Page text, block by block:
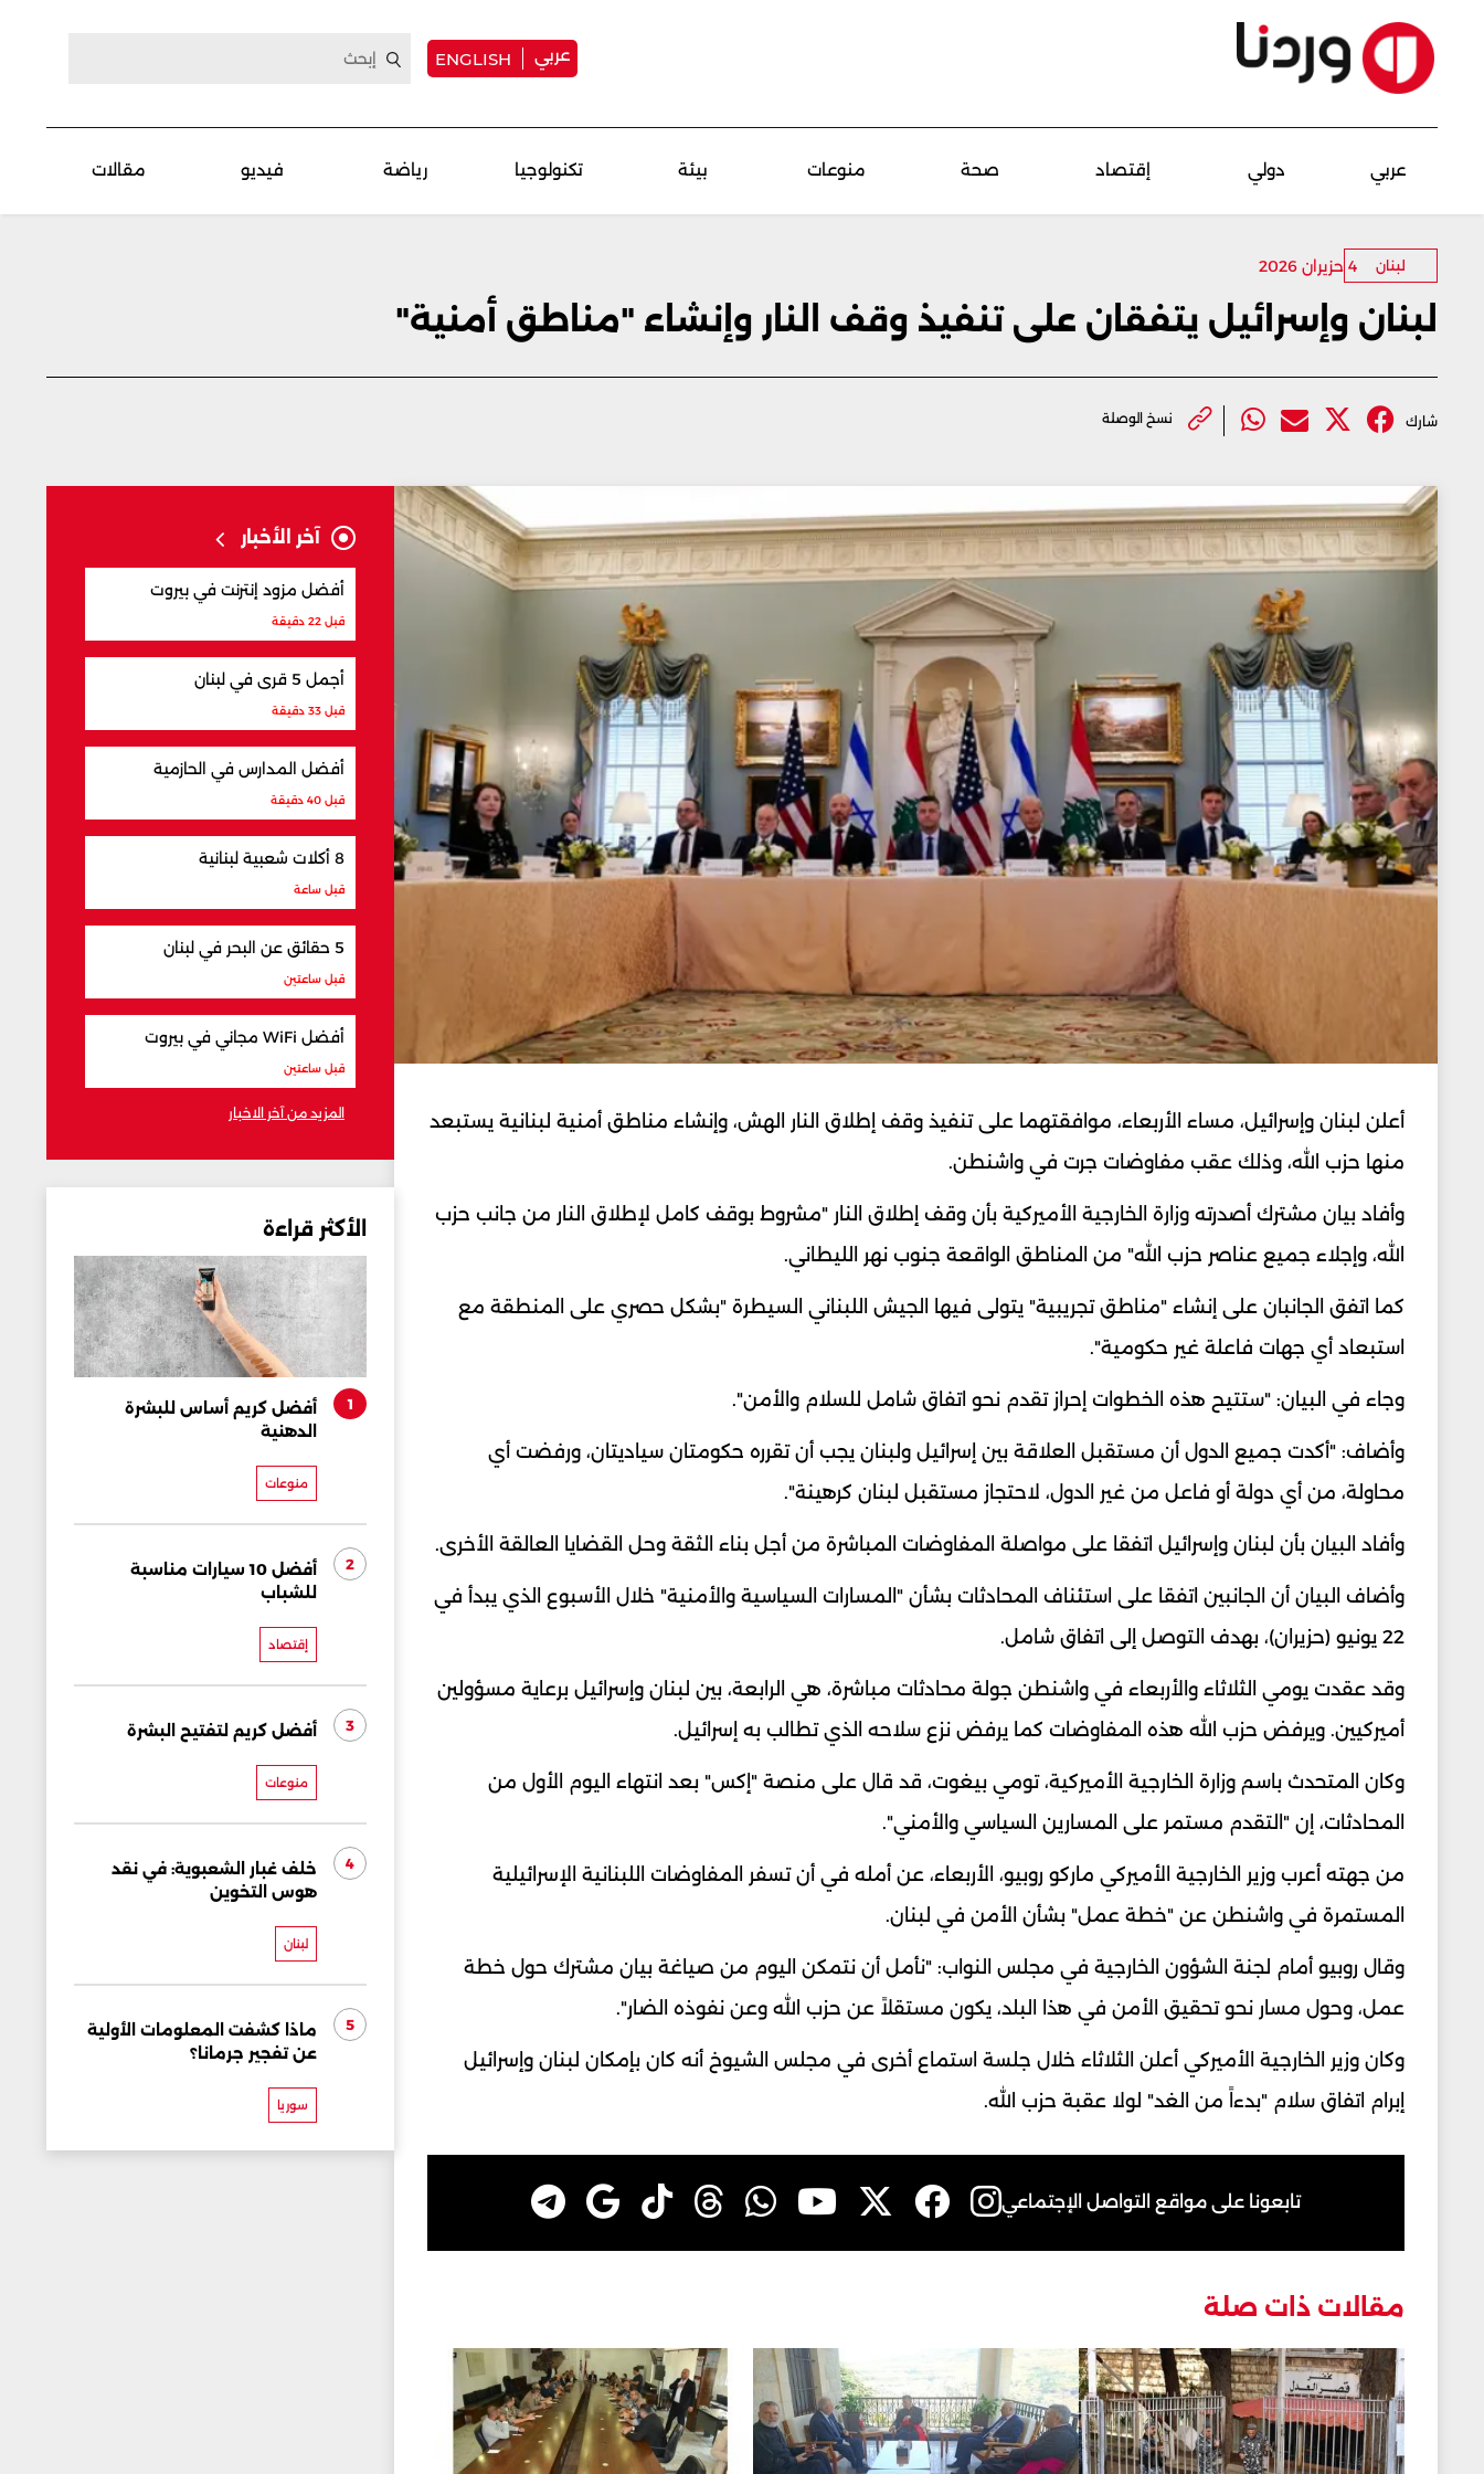
عربي ENGLISH
عربي دولي إقتصاد صحة منوعات بيئة تكنولوجيا رياضة فيديو مقالات
لبنان 4 حزيران 2026
لبنان وإسرائيل يتفقان على تنفيذ وقف النار وإنشاء "مناطق أمنية"
شارك نسخ الوصلة
أعلن لبنان وإسرائيل، مساء الأربعاء، موافقتهما على تنفيذ وقف إطلاق النار الهش، وإنشاء مناطق أمنية لبنانية يستبعد
منها حزب الله، وذلك عقب مفاوضات جرت في واشنطن.
وأفاد بيان مشترك أصدرته وزارة الخارجية الأميركية بأن وقف إطلاق النار "مشروط بوقف كامل لإطلاق النار من جانب حزب
الله، وإجلاء جميع عناصر حزب الله" من المناطق الواقعة جنوب نهر الليطاني.
كما اتفق الجانبان على إنشاء "مناطق تجريبية" يتولى فيها الجيش اللبناني السيطرة "بشكل حصري على المنطقة مع
استبعاد أي جهات فاعلة غير حكومية".
وجاء في البيان: "ستتيح هذه الخطوات إحراز تقدم نحو اتفاق شامل للسلام والأمن".
وأضاف: "أكدت جميع الدول أن مستقبل العلاقة بين إسرائيل ولبنان يجب أن تقرره حكومتان سياديتان، ورفضت أي
محاولة، من أي دولة أو فاعل من غير الدول، لاحتجاز مستقبل لبنان كرهينة".
وأفاد البيان بأن لبنان وإسرائيل اتفقا على مواصلة المفاوضات المباشرة من أجل بناء الثقة وحل القضايا العالقة الأخرى.
وأضاف البيان أن الجانبين اتفقا على استئناف المحادثات بشأن "المسارات السياسية والأمنية" خلال الأسبوع الذي يبدأ في
22 يونيو (حزيران)، بهدف التوصل إلى اتفاق شامل.
وقد عقدت يومي الثلاثاء والأربعاء في واشنطن جولة محادثات مباشرة، هي الرابعة، بين لبنان وإسرائيل برعاية مسؤولين
أميركيين. ويرفض حزب الله هذه المفاوضات كما يرفض نزع سلاحه الذي تطالب به إسرائيل.
وكان المتحدث باسم وزارة الخارجية الأميركية، تومي بيغوت، قد قال على منصة "إكس" بعد انتهاء اليوم الأول من
المحادثات، إن "التقدم مستمر على المسارين السياسي والأمني".
من جهته أعرب وزير الخارجية الأميركي ماركو روبيو، الأربعاء، عن أمله في أن تسفر المفاوضات اللبنانية الإسرائيلية
المستمرة في واشنطن عن "خطة عمل" بشأن الأمن في لبنان.
وقال روبيو أمام لجنة الشؤون الخارجية في مجلس النواب: "نأمل أن نتمكن اليوم من صياغة بيان مشترك حول خطة
عمل، وحول مسار نحو تحقيق الأمن في هذا البلد، يكون مستقلاً عن حزب الله وعن نفوذه الضار".
وكان وزير الخارجية الأميركي أعلن الثلاثاء خلال جلسة استماع أخرى في مجلس الشيوخ أنه كان بإمكان لبنان وإسرائيل
إبرام اتفاق سلام "بدءاً من الغد" لولا عقبة حزب الله.
تابعونا على مواقع التواصل الإجتماعي
مقالات ذات صلة
آخر الأخبار
أفضل مزود إنترنت في بيروت
قبل 22 دقيقة
أجمل 5 قرى في لبنان
قبل 33 دقيقة
أفضل المدارس في الحازمية
قبل 40 دقيقة
8 أكلات شعبية لبنانية
قبل ساعة
5 حقائق عن البحر في لبنان
قبل ساعتين
أفضل WiFi مجاني في بيروت
قبل ساعتين
المزيد من آخر الاخبار
الأكثر قراءة
1
أفضل كريم أساس للبشرة
الدهنية
منوعات
2
أفضل 10 سيارات مناسبة
للشباب
إقتصاد
3 أفضل كريم لتفتيح البشرة
منوعات
4
خلف غبار الشعبوية: في نقد
هوس التخوين
لبنان
5
ماذا كشفت المعلومات الأولية
عن تفجير جرمانا؟
سوريا